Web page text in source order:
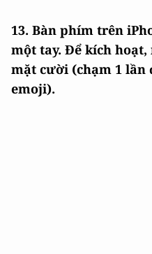
13. Bàn phím trên
một tay. Để kích
mặt cười (chạm 1 lần
emoji).